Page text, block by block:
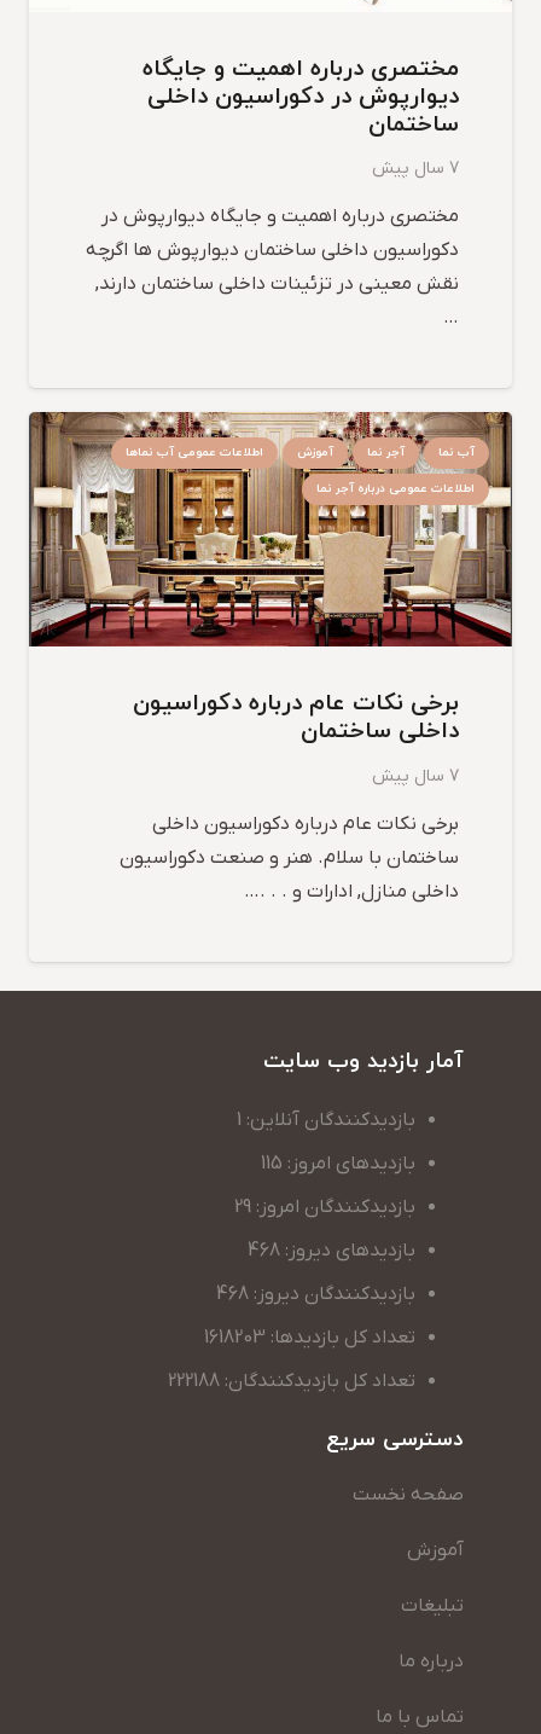
مختصری درباره اهمیت و جایگاه
دیوارپوش در دکوراسیون داخلی
ساختمان
7 سال پیش
مختصری درباره اهمیت و جایگاه دیوارپوش در
دکوراسیون داخلی ساختمان دیوارپوش ها اگرچه
نقش معینی در تزئینات داخلی ساختمان دارند,
…
آب نما آجر نما آموزش
اطلاعات عمومی آب نماها
اطلاعات عمومی درباره آجر نما
برخی نکات عام درباره دکوراسیون
داخلی ساختمان
7 سال پیش
برخی نکات عام درباره دکوراسیون داخلی
ساختمان با سلام. هنر و صنعت دکوراسیون
داخلی منازل, ادارات و . . .…
آمار بازدید وب سایت
بازدیدکنندگان آنلاین: 1
بازدیدهای امروز: 115
بازدیدکنندگان امروز: 29
بازدیدهای دیروز: 468
بازدیدکنندگان دیروز: 468
تعداد کل بازدیدها: 1618203
تعداد کل بازدیدکنندگان: 222188
دسترسی سریع
صفحه نخست
آموزش
تبلیغات
درباره ما
تماس با ما